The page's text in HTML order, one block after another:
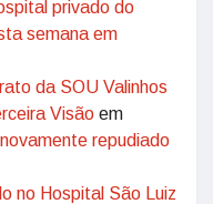
privado do
semana em
da SOU Valinhos
Visão em
repudiado
no Hospital São Luiz